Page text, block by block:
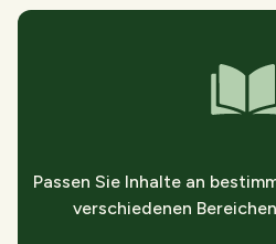
Passen Sie Inhalte an
verschiedenen